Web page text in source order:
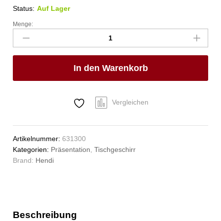
Status: Auf Lager
Streudose,
HENDI,
Puderzuckerstreuer
mit
ø55x(H)75mm
Menge:
In den Warenkorb
Vergleichen
Artikelnummer:631300
Kategorien: Präsentation ,Tischgeschirr
Brand: Hendi
Beschreibung